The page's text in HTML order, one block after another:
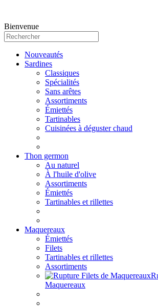
Bienvenue
Nouveautés
Sardines
Classiques
Spécialités
Sans arêtes
Assortiments
Émiettés
Tartinables
Cuisinées à déguster chaud
Thon germon
Au naturel
À l'huile d'olive
Assortiments
Émiettés
Tartinables et rillettes
Maquereaux
Émiettés
Filets
Tartinables et rillettes
Assortiments
Maquereaux